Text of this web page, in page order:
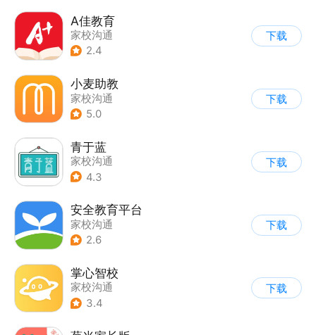
A佳教育
家校沟通
2.4
下载
小麦助教
家校沟通
5.0
下载
青于蓝
家校沟通
4.3
下载
安全教育平台
家校沟通
2.6
下载
掌心智校
家校沟通
3.4
下载